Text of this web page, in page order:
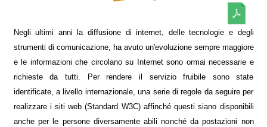
Negli ultimi anni la diffusione di internet, delle tecnologie e degli
strumenti di comunicazione, ha avuto un'evoluzione sempre maggiore
e le informazioni che circolano su Internet sono ormai necessarie e
richieste da tutti. Per rendere il servizio fruibile sono state
identificate, a livello internazionale, una serie di regole da seguire per
realizzare i siti web (Standard W3C) affinché questi siano disponibili
anche per le persone diversamente abili nonché da postazioni non